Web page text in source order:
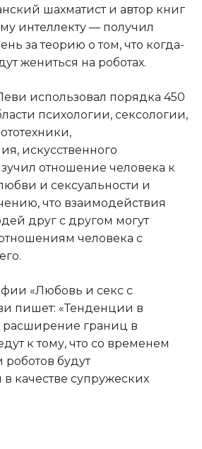
шахматист и автор книг
интеллекту — получил
за теорию о том, что когда-
жениться на роботах.
использовал порядка 450
психологии, сексологии,
искусственного
отношение человека к
и сексуальности и
что взаимодействия
друг с другом могут
отношениям человека с
«Любовь и секс с
пишет: «Тенденции в
расширение границ в
к тому, что со временем
будут
в качестве супружеских